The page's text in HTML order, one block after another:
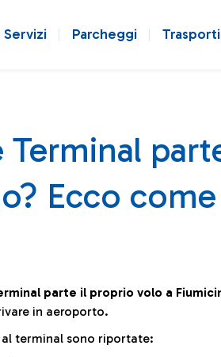
Servizi Parcheggi Trasporti
Terminal
Ecco
parte il proprio volo a
in aeroporto.
terminal sono riportate: